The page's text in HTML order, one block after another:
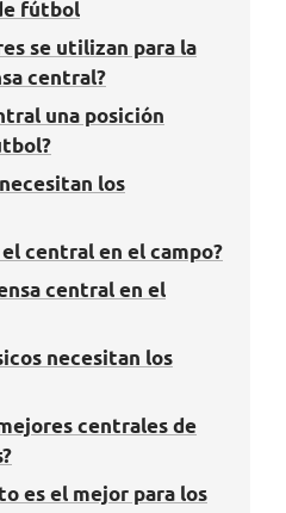
fútbol
se utilizan para la
central?
una posición
los
central en el campo?
central en el
necesitan los
centrales de
es el mejor para los